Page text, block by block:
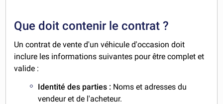
Que doit contenir le contrat ?
Un contrat de vente d'un véhicule d'occasion doit
inclure les informations suivantes pour être complet et
valide :
Identité des parties : Noms et adresses du
vendeur et de l'acheteur.